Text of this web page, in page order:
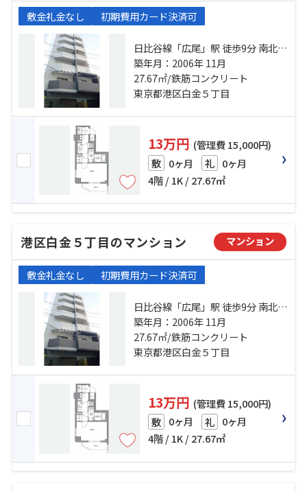
敷金礼金なし 初期費用カード決済可
日比谷線「広尾」駅 徒歩9分 南北線
「白金台」駅 徒歩15分 山手線「恵
比寿」駅 徒歩18分
築年月：2006年 11月
27.67㎡/鉄筋コンクリート
東京都港区白金５丁目
13万円 (管理費 15,000円)
敷 0ヶ月 礼 0ヶ月
4階 / 1K / 27.67㎡
港区白金５丁目のマンション マンション
敷金礼金なし 初期費用カード決済可
日比谷線「広尾」駅 徒歩9分 南北線
「白金台」駅 徒歩15分 山手線「恵
比寿」駅 徒歩18分
築年月：2006年 11月
27.67㎡/鉄筋コンクリート
東京都港区白金５丁目
13万円 (管理費 15,000円)
敷 0ヶ月 礼 0ヶ月
4階 / 1K / 27.67㎡